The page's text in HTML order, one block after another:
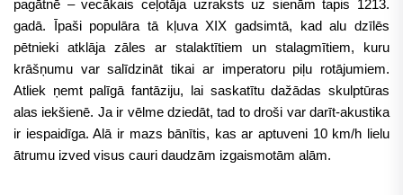
pagātnē – vecākais ceļotāja uzraksts uz sienām tapis 1213.
gadā. Īpaši populāra tā kļuva XIX gadsimtā, kad alu dzīlēs
pētnieki atklāja zāles ar stalaktītiem un stalagmītiem, kuru
krāšņumu var salīdzināt tikai ar imperatoru piļu rotājumiem.
Atliek ņemt palīgā fantāziju, lai saskatītu dažādas skulptūras
alas iekšienē. Ja ir vēlme dziedāt, tad to droši var darīt-akustika
ir iespaidīga. Alā ir mazs bānītis, kas ar aptuveni 10 km/h lielu
ātrumu izved visus cauri daudzām izgaismotām alām.